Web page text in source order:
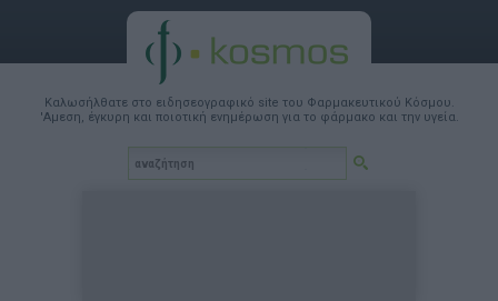
Καλωσήλθατε στο ειδησεογραφικό site του Φαρμακευτικού Κόσμου.
'Αμεση, έγκυρη και ποιοτική ενημέρωση για το φάρμακο και την υγεία.